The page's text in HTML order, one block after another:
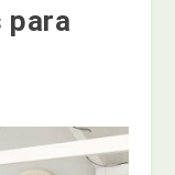
para